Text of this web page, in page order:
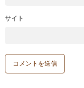
サイト